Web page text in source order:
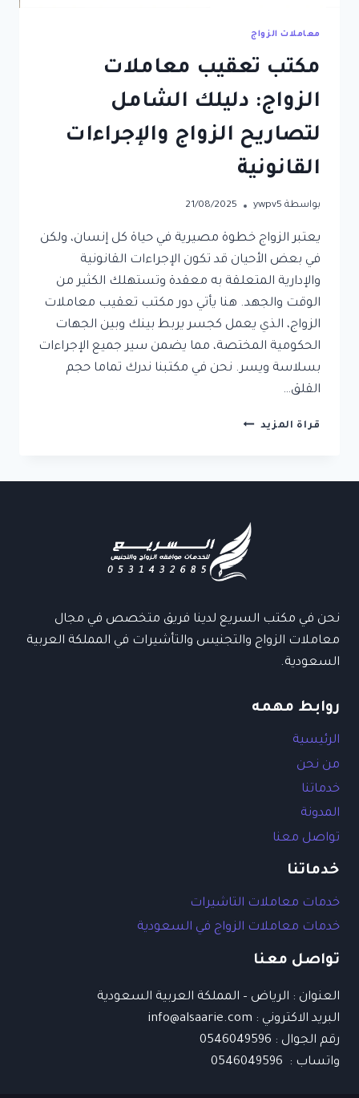
معاملات الزواج
مكتب تعقيب معاملات
الزواج: دليلك الشامل
لتصاريح الزواج والإجراءات
القانونية
بواسطة ywpv5
21/08/2025
يعتبر الزواج خطوة مصيرية في حياة كل إنسان، ولكن
في بعض الأحيان قد تكون الإجراءات القانونية
والإدارية المتعلقة به معقدة وتستهلك الكثير من
الوقت والجهد. هنا يأتي دور مكتب تعقيب معاملات
الزواج، الذي يعمل كجسر يربط بينك وبين الجهات
الحكومية المختصة، مما يضمن سير جميع الإجراءات
بسلاسة ويسر. نحن في مكتبنا ندرك تماما حجم
القلق…
قراة المزيد مكتب
لتصاريح
الزواج
والإجراءات
القانونية
نحن في مكتب السريع لدينا فريق متخصص في مجال
معاملات الزواج والتجنيس والتأشيرات في المملكة العربية
السعودية.
روابط مهمه
الرئيسية
من نحن
خدماتنا
المدونة
تواصل معنا
خدماتنا
خدمات معاملات التاشيرات
خدمات معاملات الزواج في السعودية
تواصل معنا
العنوان : الرياض – المملكة العربية السعودية
البريد الاكتروني : info@alsaarie.com​
رقم الجوال : 0546049596
واتساب : 0546049596